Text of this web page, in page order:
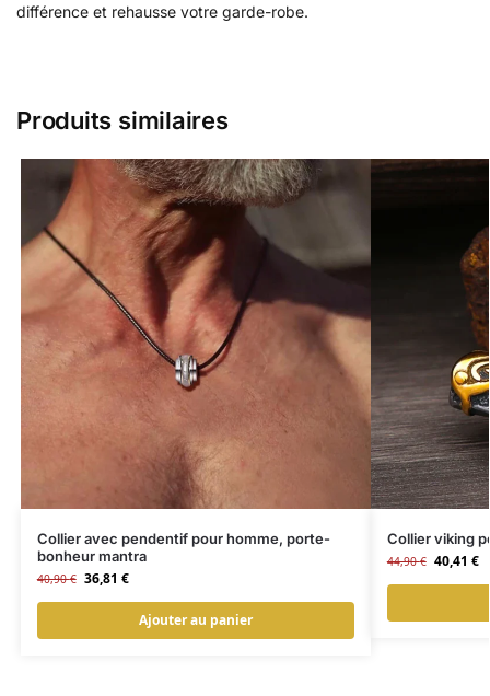
différence et rehausse votre garde-robe.
Produits similaires
Collier avec pendentif pour homme, porte-
bonheur mantra
40,90€ 36,81 €
Ajouter au panier
Collier viking
44,90€ 40,41 €